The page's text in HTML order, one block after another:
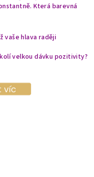
Která barevná
vaše hlava raději
velkou dávku pozitivity?